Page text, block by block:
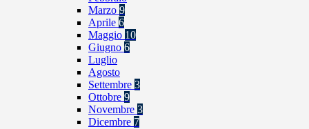
Marzo 9
Aprile 6
Maggio 10
Giugno 6
Luglio
Agosto
Settembre 3
Ottobre 9
Novembre 3
Dicembre 7